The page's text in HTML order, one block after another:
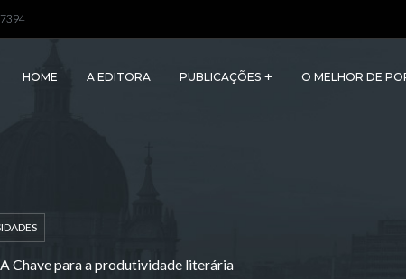
HOME A EDITORA PUBLICAÇÕES O MELHOR DE
A Chave para a produtividade literária